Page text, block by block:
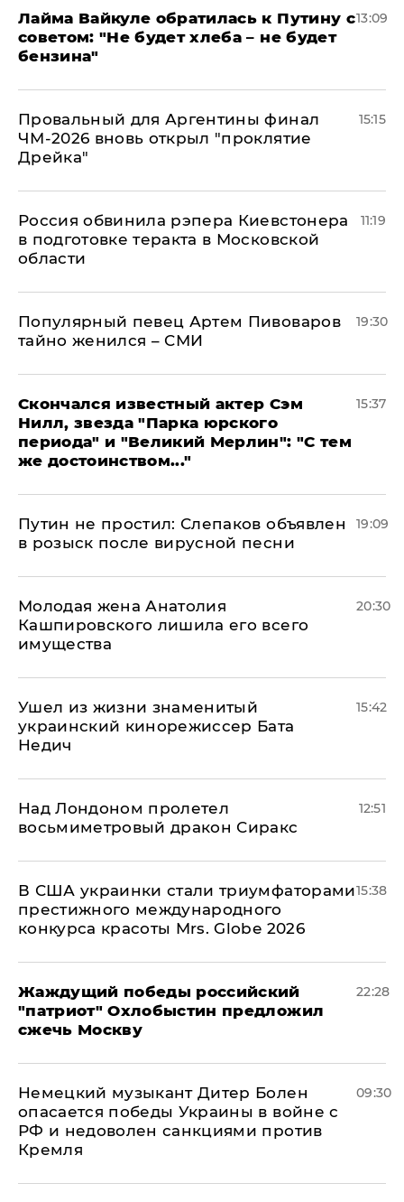
Лайма Вайкуле обратилась к Путину с
советом: "Не будет хлеба – не будет
бензина"
13:09
Провальный для Аргентины финал
ЧМ-2026 вновь открыл "проклятие
Дрейка"
15:15
Россия обвинила рэпера Киевстонера
в подготовке теракта в Московской
области
11:19
Популярный певец Артем Пивоваров
тайно женился – СМИ
19:30
Скончался известный актер Сэм
Нилл, звезда "Парка юрского
периода" и "Великий Мерлин": "С тем
же достоинством..."
15:37
Путин не простил: Слепаков объявлен
в розыск после вирусной песни
19:09
Молодая жена Анатолия
Кашпировского лишила его всего
имущества
20:30
Ушел из жизни знаменитый
украинский кинорежиссер Бата
Недич
15:42
Над Лондоном пролетел
восьмиметровый дракон Сиракс
12:51
В США украинки стали триумфаторами
престижного международного
конкурса красоты Mrs. Globe 2026
15:38
Жаждущий победы российский
"патриот" Охлобыстин предложил
сжечь Москву
22:28
Немецкий музыкант Дитер Болен
опасается победы Украины в войне с
РФ и недоволен санкциями против
Кремля
09:30